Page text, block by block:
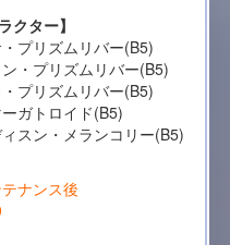
クター】
プリズムリバー(B5)
・プリズムリバー(B5)
プリズムリバー(B5)
ガトロイド(B5)
スン・メランコリー(B5)
ナンス後